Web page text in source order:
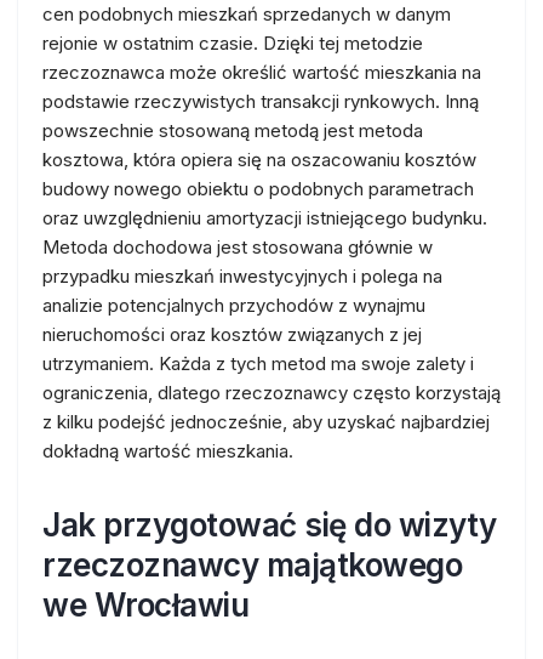
cen podobnych mieszkań sprzedanych w danym
rejonie w ostatnim czasie. Dzięki tej metodzie
rzeczoznawca może określić wartość mieszkania na
podstawie rzeczywistych transakcji rynkowych. Inną
powszechnie stosowaną metodą jest metoda
kosztowa, która opiera się na oszacowaniu kosztów
budowy nowego obiektu o podobnych parametrach
oraz uwzględnieniu amortyzacji istniejącego budynku.
Metoda dochodowa jest stosowana głównie w
przypadku mieszkań inwestycyjnych i polega na
analizie potencjalnych przychodów z wynajmu
nieruchomości oraz kosztów związanych z jej
utrzymaniem. Każda z tych metod ma swoje zalety i
ograniczenia, dlatego rzeczoznawcy często korzystają
z kilku podejść jednocześnie, aby uzyskać najbardziej
dokładną wartość mieszkania.
Jak przygotować się do wizyty
rzeczoznawcy majątkowego
we Wrocławiu